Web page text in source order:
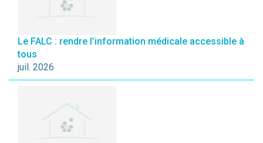
Le FALC : rendre l’information médicale accessible à
tous
juil. 2026